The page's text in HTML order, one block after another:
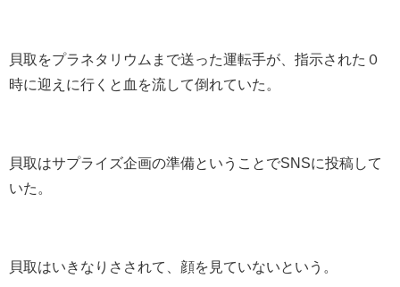
貝取をプラネタリウムまで送った運転手が、指示された０
時に迎えに行くと血を流して倒れていた。
貝取はサプライズ企画の準備ということでSNSに投稿して
いた。
貝取はいきなりさされて、顔を見ていないという。